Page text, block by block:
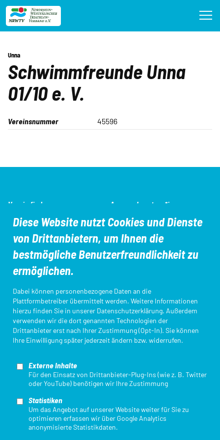
Diese Website nutzt Cookies und Dienste
von Drittanbietern, um Ihnen die
bestmögliche Benutzerfreundlichkeit zu
ermöglichen.
Dabei können personenbezogene Daten an die
Plattformbetreiber übermittelt werden. Weitere Informationen
hierzu finden Sie in unserer Datenschutzerklärung. Außerdem
verwenden wir die dort genannten Technologien der
Drittanbieter erst nach Ihrer Zustimmung (Opt-In). Sie können
Ihre Einwilligung später jederzeit ändern bzw. widerrufen.
Externe Inhalte
Für den Einsatz von Drittanbieter-Plug-Ins (wie z. B. Twitter
oder YouTube) benötigen wir Ihre Zustimmung
Statistiken
Um das Angebot auf unserer Website weiter für Sie zu
optimieren erfassen wir über Google Analytics
anonymisierte Statistikdaten.
Direkt
zum
Inhalt
Unna
Schwimmfreunde Unna
01/10 e. V.
Vereinsnummer 45596
SEO-
Navigation
Verein finden Ansprechpartner*innen
Aus- und Fortbildungen DTU-Startpass/App
Login Startpassdatenbank Triathlon Einstieg
Mit finanzieller Unterstützung des Landes Nordrhein-Westfalen und des
Europäischen Sozialfonds / REACT-EU als Teil der Reaktion der Union auf
die COVID-19-Pandemie.